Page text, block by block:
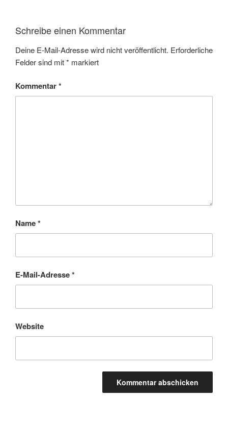
Schreibe einen Kommentar
Deine E-Mail-Adresse wird nicht veröffentlicht. Erforderliche
Felder sind mit* markiert
Kommentar*
Name*
E-Mail-Adresse*
Website